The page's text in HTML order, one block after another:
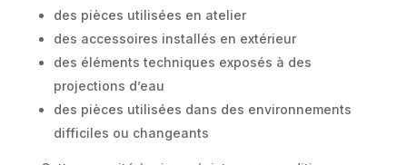
des pièces utilisées en atelier
des accessoires installés en extérieur
des éléments techniques exposés à des
projections d’eau
des pièces utilisées dans des environnements
difficiles ou changeants